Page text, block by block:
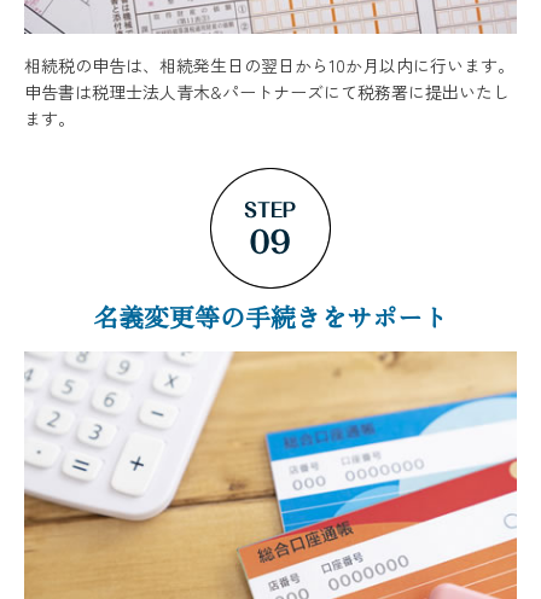
相続税の申告は、相続発生日の翌日から10か月以内に行います。
申告書は税理士法人青木&パートナーズにて税務署に提出いたし
ます。
名義変更等の手続きをサポート